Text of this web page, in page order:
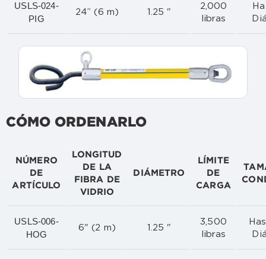
USLS-024-
PIG
24” (6 m) 1.25 "
2,000
libras
CÓMO ORDENARLO
NÚMERO
DE
ARTÍCULO
LONGITUD
DE LA
FIBRA DE
VIDRIO
DIÁMETRO
LÍMITE
DE
CARGA
USLS-006-
HOG
6" (2 m) 1.25 "
3,500
libras